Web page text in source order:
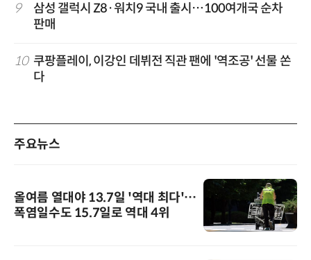
9
삼성 갤럭시 Z8·워치9 국내 출시…100여개국 순차
판매
10 쿠팡플레이, 이강인 데뷔전 직관 팬에 '역조공' 선물 쏜
다
주요뉴스
올여름 열대야 13.7일 '역대 최다'…
폭염일수도 15.7일로 역대 4위